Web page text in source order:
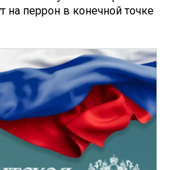
на перрон в конечной точке